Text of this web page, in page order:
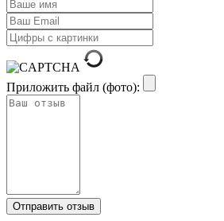
Приложить файл (фото):